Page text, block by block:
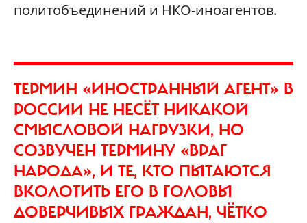
политобъединений и НКО-иноагентов.
ТЕРМИН «ИНОСТРАННЫЙ АГЕНТ» В
РОССИИ НЕ НЕСЁТ НИКАКОЙ
СМЫСЛОВОЙ НАГРУЗКИ, НО
СОЗВУЧЕН ТЕРМИНУ «ВРАГ
НАРОДА», И ТЕ, КТО ПЫТАЮТСЯ
ВКОЛОТИТЬ ЕГО В ГОЛОВЫ
ДОВЕРЧИВЫХ ГРАЖДАН, ЧЁТКО